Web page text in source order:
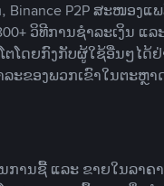
P2P ສະໜອງແ
ວິທີການຊໍາລະເງິນ ແລ
ໂດຍກົງກັບຜູ້ໃຊ້ອື່ນໆໄດ້
ະຂອງພວກເຂົາໃນຕະຫຼາ
ານຊື້ ແລະ ຂາຍໃນລາຄ